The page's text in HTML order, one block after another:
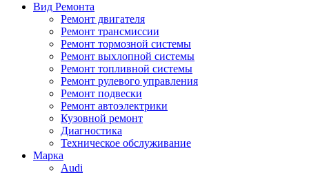
Вид Ремонта
Ремонт двигателя
Ремонт трансмиссии
Ремонт тормозной системы
Ремонт выхлопной системы
Ремонт топливной системы
Ремонт рулевого управления
Ремонт подвески
Ремонт автоэлектрики
Кузовной ремонт
Диагностика
Техническое обслуживание
Марка
Audi